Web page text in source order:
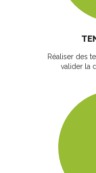
Réaliser des
valider la